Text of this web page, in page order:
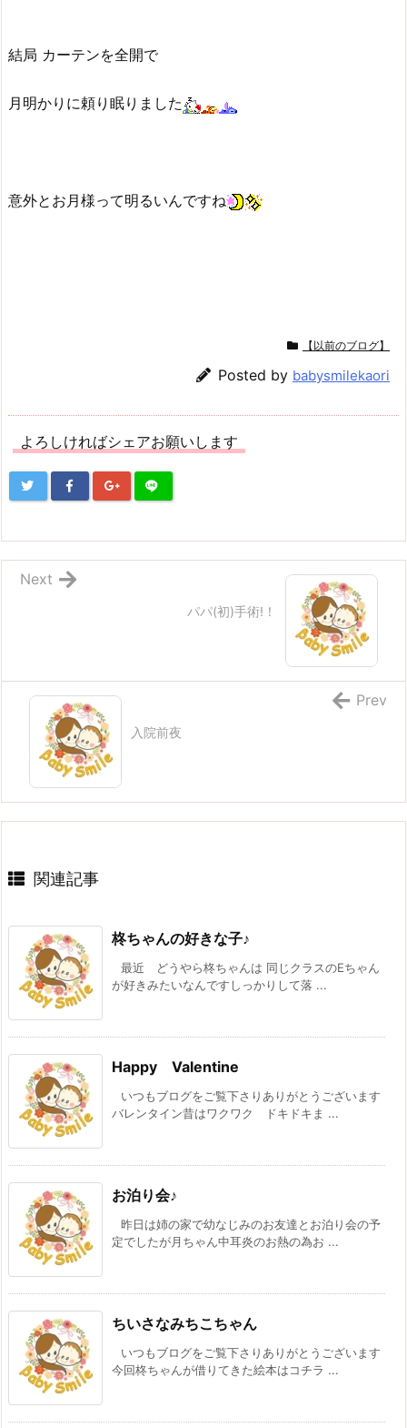
結局 カーテンを全開で
月明かりに頼り眠りました
意外とお月様って明るいんですね
【以前のブログ】
Posted by babysmilekaori
よろしければシェアお願いします
パパ(初)手術!！
Next
入院前夜
Prev
関連記事
柊ちゃんの好きな子♪
最近 どうやら柊ちゃんは 同じクラスのEちゃん
が好きみたいなんですしっかりして落 ...
Happy Valentine
いつもブログをご覧下さりありがとうございます
バレンタイン昔はワクワク ドキドキま ...
お泊り会♪
昨日は姉の家で幼なじみのお友達とお泊り会の予
定でしたが月ちゃん中耳炎のお熱の為お ...
ちいさなみちこちゃん
いつもブログをご覧下さりありがとうございます
今回柊ちゃんが借りてきた絵本はコチラ ...